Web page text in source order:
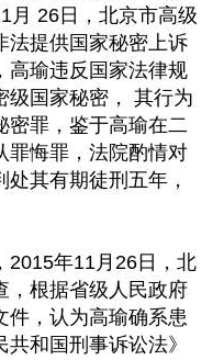
月 26日，北京市高级
法提供国家秘密上诉
高瑜违反国家法律规
级国家秘密， 其行为
密罪，鉴于高瑜在二
罪悔罪，法院酌情对
其有期徒刑五年，
2015年11月26日，北
，根据省级人民政府
件，认为高瑜确系患
和国刑事诉讼法》